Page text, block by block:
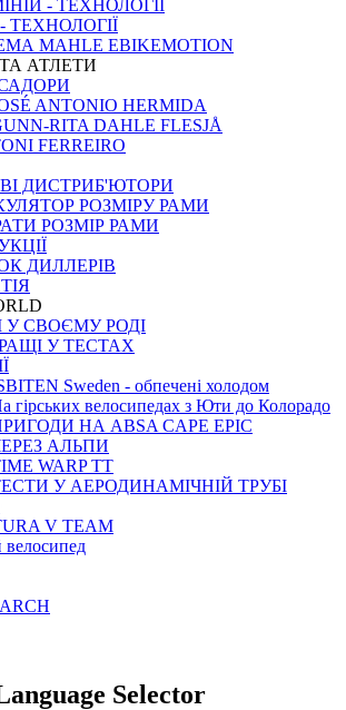
- ТЕХНОЛОГІЇ
ТЕХНОЛОГІЇ
MAHLE EBIKEMOTION
АТЛЕТИ
ANTONIO HERMIDA
RITA DAHLE FLESJÅ
FERREIRO
ДИСТРИБ'ЮТОРИ
РОЗМIРУ РАМИ
РОЗМІР РАМИ
ДИЛЛЕРІВ
У СВОЄМУ РОДI
У ТЕСТАХ
Sweden - обпечені холодом
гірських велосипедах з Юти до Колорадо
НА ABSA CAPE EPIC
АЛЬПИ
WARP TT
У АЕРОДИНАМІЧНІЙ ТРУБІ
V TEAM
велосипед
Selector